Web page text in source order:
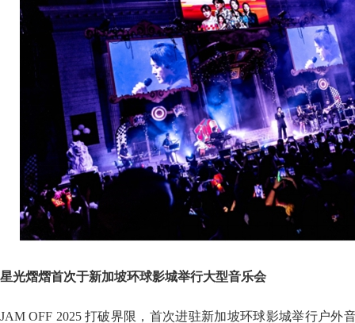
星光熠熠首次于新加坡环球影城举行大型音乐会
JAM OFF 2025 打破界限，首次进驻新加坡环球影城举行户外